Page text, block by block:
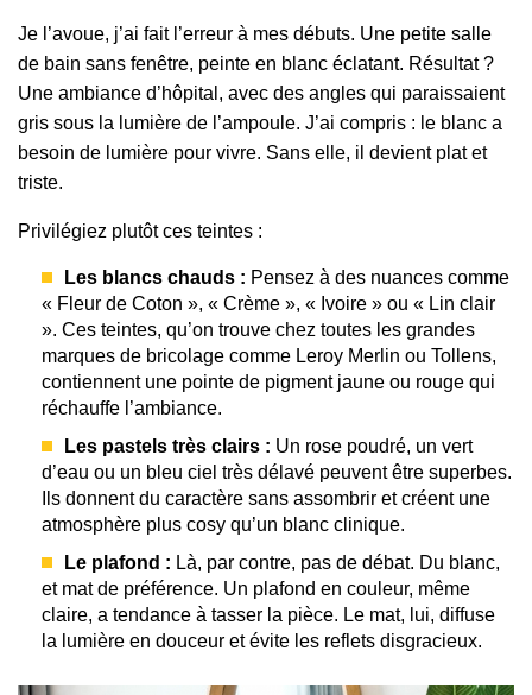
Je l’avoue, j’ai fait l’erreur à mes débuts. Une petite salle
de bain sans fenêtre, peinte en blanc éclatant. Résultat ?
Une ambiance d’hôpital, avec des angles qui paraissaient
gris sous la lumière de l’ampoule. J’ai compris : le blanc a
besoin de lumière pour vivre. Sans elle, il devient plat et
triste.
Privilégiez plutôt ces teintes :
Les blancs chauds : Pensez à des nuances comme
« Fleur de Coton », « Crème », « Ivoire » ou « Lin clair
». Ces teintes, qu’on trouve chez toutes les grandes
marques de bricolage comme Leroy Merlin ou Tollens,
contiennent une pointe de pigment jaune ou rouge qui
réchauffe l’ambiance.
Les pastels très clairs : Un rose poudré, un vert
d’eau ou un bleu ciel très délavé peuvent être superbes.
Ils donnent du caractère sans assombrir et créent une
atmosphère plus cosy qu’un blanc clinique.
Le plafond : Là, par contre, pas de débat. Du blanc,
et mat de préférence. Un plafond en couleur, même
claire, a tendance à tasser la pièce. Le mat, lui, diffuse
la lumière en douceur et évite les reflets disgracieux.